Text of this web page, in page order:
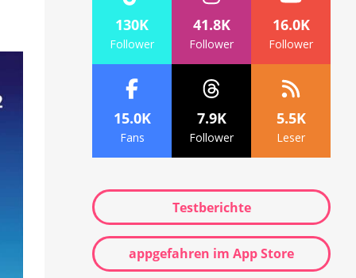
130K
Follower
41.8K
Follower
16.0K
Follower
15.0K
Fans
7.9K
Follower
5.5K
Leser
Testberichte
appgefahren im App Store